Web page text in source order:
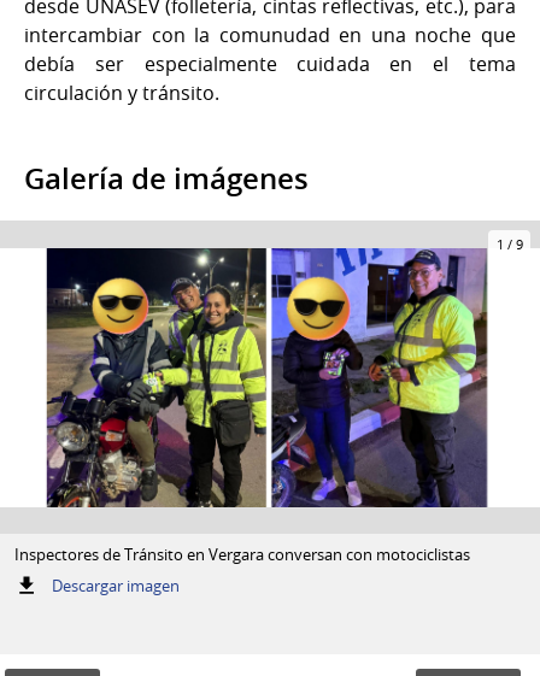
desde UNASEV (folletería, cintas reflectivas, etc.), para
intercambiar con la comunudad en una noche que
debía ser especialmente cuidada en el tema
circulación y tránsito.
Galería de imágenes
1 / 9
Inspectores de Tránsito en Vergara conversan con motociclistas
Descargar imagen: